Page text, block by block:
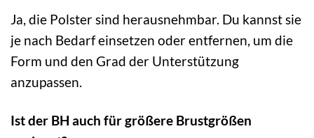
Ja, die Polster sind herausnehmbar. Du kannst sie
je nach Bedarf einsetzen oder entfernen, um die
Form und den Grad der Unterstützung
anzupassen.
Ist der BH auch für größere Brustgrößen